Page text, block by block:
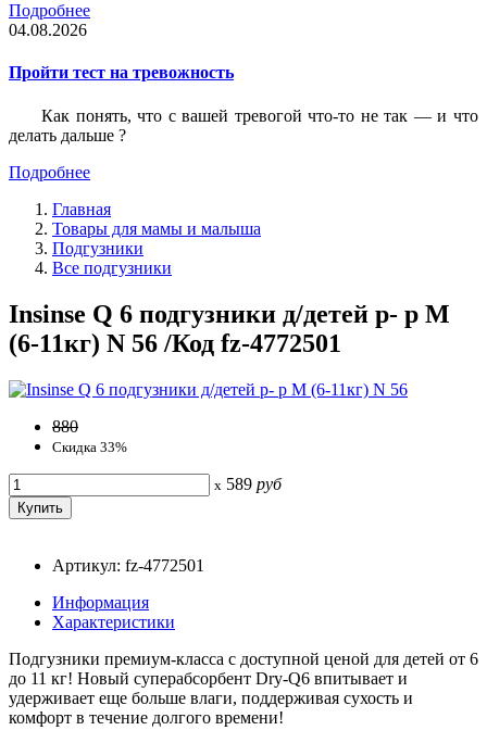
Подробнее
04.08.2026
Пройти тест на тревожность
Как понять, что с вашей тревогой что-то не так — и что
делать дальше ?
Подробнее
Главная
Товары для мамы и малыша
Подгузники
Все подгузники
Insinse Q 6 подгузники д/детей р- р М
(6-11кг) N 56 /Код fz-4772501
880
Скидка 33%
x 589 руб
Артикул: fz-4772501
Информация
Характеристики
Подгузники премиум-класса с доступной ценой для детей от 6
до 11 кг! Новый суперабсорбент Dry-Q6 впитывает и
удерживает еще больше влаги, поддерживая сухость и
комфорт в течение долгого времени!